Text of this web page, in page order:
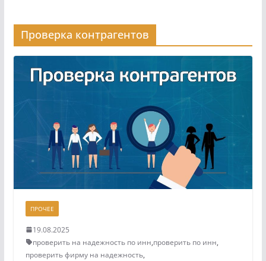
Проверка контрагентов
ПРОЧЕЕ
19.08.2025
проверить на надежность по инн,проверить по инн,
проверить фирму на надежность,